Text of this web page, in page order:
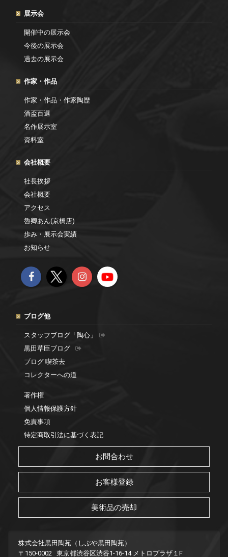
展示会
開催中の展示会
今後の展示会
過去の展示会
作家・作品
作家・作品・作家陶歴
酒盃百選
名作展示室
資料室
会社概要
社長挨拶
会社概要
アクセス
魯卿あん(京橋店)
歩み・展示会実績
お知らせ
ブログ他
スタッフブログ「陶心」
黒田草臣ブログ
ブログ 喫茶去
コレクターへの道
著作権
個人情報保護方針
免責事項
特定商取引法に基づく表記
お問合わせ
お客様登録
美術品の売却
株式会社黒田陶苑（しぶや黒田陶苑）
〒150-0002 東京都渋谷区渋谷1-16-14 メトロプラザ１F